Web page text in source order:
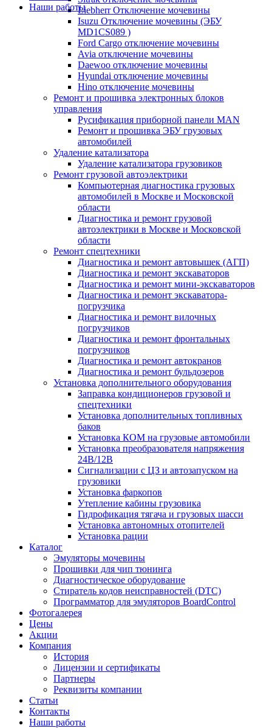
Наши работыLiebherr Отключение мочевины
Isuzu Отключение мочевины (ЭБУ
MD1CS089 )
Ford Cargo отключение мочевины
Avia отключение мочевины
Daewoo отключение мочевины
Hyundai отключение мочевины
Hino отключение мочевины
Ремонт и прошивка электронных блоков
управления
Русификация приборной панели MAN
Ремонт и прошивка ЭБУ грузовых
автомобилей
Удаление катализатора
Удаление катализатора грузовиков
Ремонт грузовой автоэлектрики
Компьютерная диагностика грузовых
автомобилей в Москве и Московской
области
Диагностика и ремонт грузовой
автоэлектрики в Москве и Московской
области
Ремонт спецтехники
Диагностика и ремонт автовышек (АГП)
Диагностика и ремонт экскаваторов
Диагностика и ремонт мини-экскаваторов
Диагностика и ремонт экскаватора-
погрузчика
Диагностика и ремонт вилочных
погрузчиков
Диагностика и ремонт фронтальных
погрузчиков
Диагностика и ремонт автокранов
Диагностика и ремонт бульдозеров
Установка дополнительного оборудования
Заправка кондиционеров грузовой и
спецтехники
Установка дополнительных топливных
баков
Установка КОМ на грузовые автомобили
Установка преобразователя напряжения
24В/12В
Сигнализации с ЦЗ и автозапуском на
грузовики
Установка фаркопов
Утепление кабины грузовика
Гидрофикация тягача и грузовых шасси
Установка автономных отопителей
Установка рации
Каталог
Эмуляторы мочевины
Прошивки для чип тюнинга
Диагностическое оборудование
Стиратель кодов неисправностей (DTC)
Программатор для эмуляторов BoardControl
Фотогалерея
Цены
Акции
Компания
История
Лицензии и сертификаты
Партнеры
Реквизиты компании
Статьи
Контакты
Наши работы